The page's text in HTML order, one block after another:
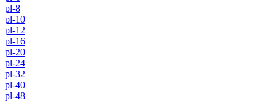
pl-8
pl-10
pl-12
pl-16
pl-20
pl-24
pl-32
pl-40
pl-48